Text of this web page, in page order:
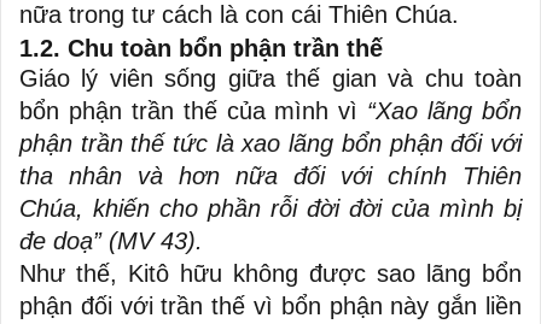
nữa trong tư cách là con cái Thiên Chúa.
1.2. Chu toàn bổn phận trần thế
Giáo lý viên sống giữa thế gian và chu toàn
bổn phận trần thế của mình vì “Xao lãng bổn
phận trần thế tức là xao lãng bổn phận đối với
tha nhân và hơn nữa đối với chính Thiên
Chúa, khiến cho phần rỗi đời đời của mình bị
đe doạ” (MV 43).
Như thế, Kitô hữu không được sao lãng bổn
phận đối với trần thế vì bổn phận này gắn liền